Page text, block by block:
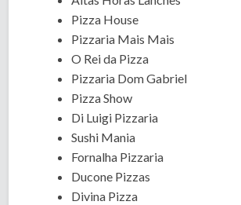
Pizza House
Pizzaria Mais Mais
O Rei da Pizza
Pizzaria Dom Gabriel
Pizza Show
Di Luigi Pizzaria
Sushi Mania
Fornalha Pizzaria
Ducone Pizzas
Divina Pizza